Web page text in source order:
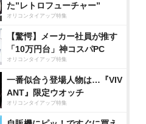
た”レトロフューチャー”
オリコンタイアップ特集
【驚愕】メーカー社員が推す
「10万円台」神コスパPC
オリコンタイアップ特集
一番似合う登場人物は…『VIV
ANT』限定ウオッチ
オリコンタイアップ特集